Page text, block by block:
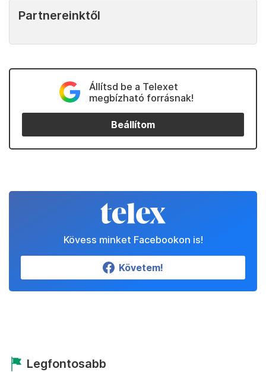
Partnereinktől
Állítsd be a Telexet
megbízható forrásnak!
Beállítom
Kövess minket Facebookon is!
Követem!
Legfontosabb